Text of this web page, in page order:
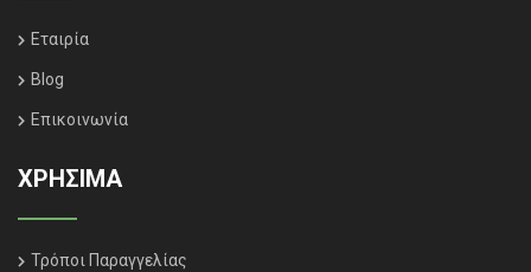
Εταιρία
Blog
Επικοινωνία
ΧΡΗΣΙΜΑ
Τρόποι Παραγγελίας